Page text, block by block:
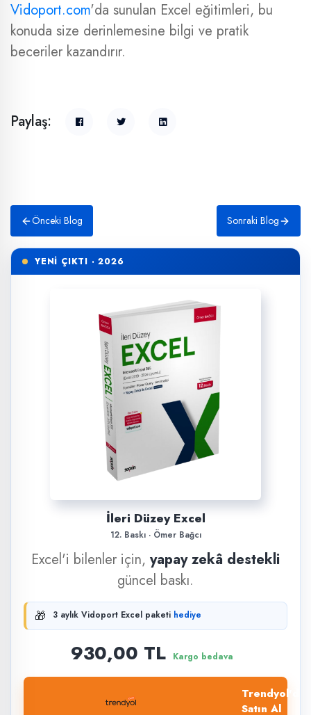
Vidoport.com'da sunulan Excel eğitimleri, bu
konuda size derinlemesine bilgi ve pratik
beceriler kazandırır.
Paylaş:
Önceki Blog Sonraki Blog
YENİ ÇIKTI · 2026
İleri Düzey Excel
12. Baskı · Ömer Bağcı
Excel'i bilenler için, yapay zekâ destekli
güncel baskı.
🎁 3 aylık Vidoport Excel paketi hediye
930,00 TL Kargo bedava
Trendyol'dan
Satın Al